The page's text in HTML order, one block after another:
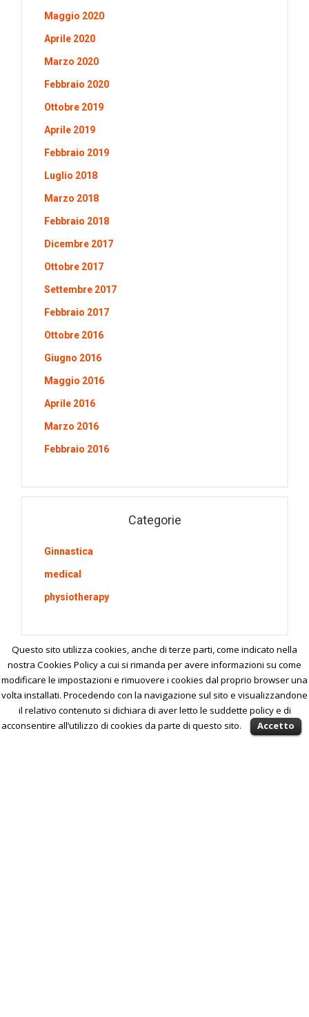
Maggio 2020
Aprile 2020
Marzo 2020
Febbraio 2020
Ottobre 2019
Aprile 2019
Febbraio 2019
Luglio 2018
Marzo 2018
Febbraio 2018
Dicembre 2017
Ottobre 2017
Settembre 2017
Febbraio 2017
Ottobre 2016
Giugno 2016
Maggio 2016
Aprile 2016
Marzo 2016
Febbraio 2016
Categorie
Ginnastica
medical
physiotherapy
Questo sito utilizza cookies, anche di terze parti, come indicato nella
nostra Cookies Policy a cui si rimanda per avere informazioni su come
modificare le impostazioni e rimuovere i cookies dal proprio browser una
volta installati. Procedendo con la navigazione sul sito e visualizzandone
il relativo contenuto si dichiara di aver letto le suddette policy e di
acconsentire all’utilizzo di cookies da parte di questo sito.
Accetto